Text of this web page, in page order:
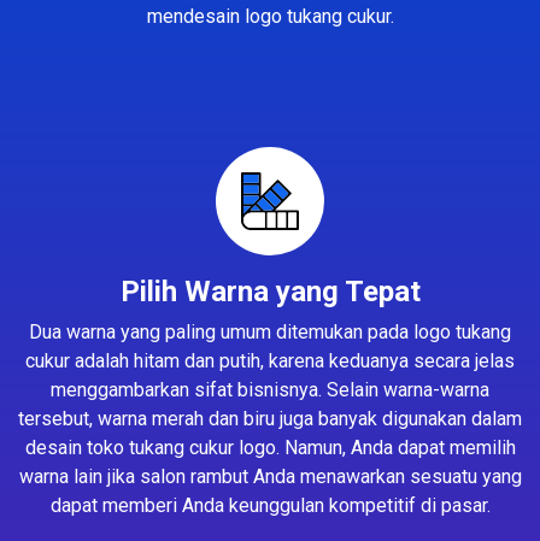
mendesain logo tukang cukur.
Pilih Warna yang Tepat
Dua warna yang paling umum ditemukan pada logo tukang
cukur adalah hitam dan putih, karena keduanya secara jelas
menggambarkan sifat bisnisnya. Selain warna-warna
tersebut, warna merah dan biru juga banyak digunakan dalam
desain toko tukang cukur logo. Namun, Anda dapat memilih
warna lain jika salon rambut Anda menawarkan sesuatu yang
dapat memberi Anda keunggulan kompetitif di pasar.